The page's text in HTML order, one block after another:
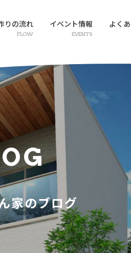
りの流れ
FLOW
イベント情報
EVENTS
よく
家のブログ